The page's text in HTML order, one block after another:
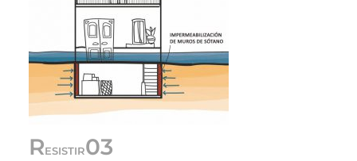
RESISTIR03